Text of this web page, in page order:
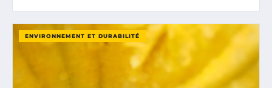
ENVIRONNEMENT ET DURABILITÉ